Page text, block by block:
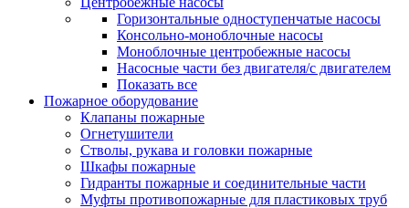
Горизонтальные одноступенчатые насосы
Консольно-моноблочные насосы
Моноблочные центробежные насосы
Насосные части без двигателя/с двигателем
Показать все
Пожарное оборудование
Клапаны пожарные
Огнетушители
Стволы, рукава и головки пожарные
Шкафы пожарные
Гидранты пожарные и соединительные части
Муфты противопожарные для пластиковых труб